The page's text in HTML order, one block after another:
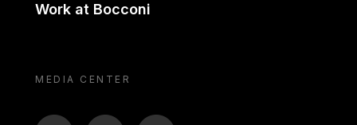
Work at Bocconi
MEDIA CENTER